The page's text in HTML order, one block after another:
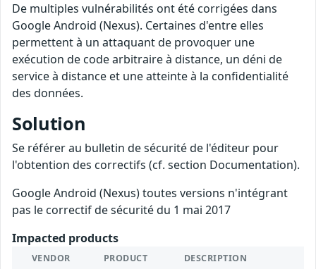
De multiples vulnérabilités ont été corrigées dans
Google Android (Nexus). Certaines d'entre elles
permettent à un attaquant de provoquer une
exécution de code arbitraire à distance, un déni de
service à distance et une atteinte à la confidentialité
des données.
Solution
Se référer au bulletin de sécurité de l'éditeur pour
l'obtention des correctifs (cf. section Documentation).
Google Android (Nexus) toutes versions n'intégrant
pas le correctif de sécurité du 1 mai 2017
Impacted products
VENDOR PRODUCT DESCRIPTION